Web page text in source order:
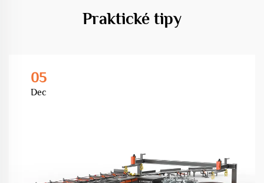
Praktické tipy
05
Dec